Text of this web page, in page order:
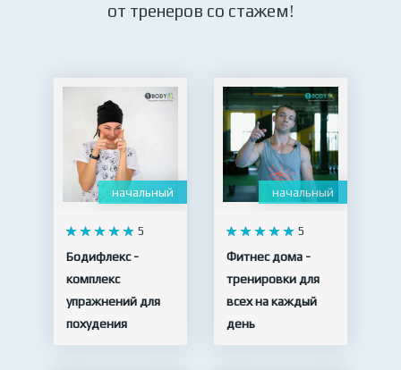
от тренеров со стажем!
начальный
5
Бодифлекс -
комплекс
упражнений для
похудения
начальный
5
Фитнес дома -
тренировки для
всех на каждый
день